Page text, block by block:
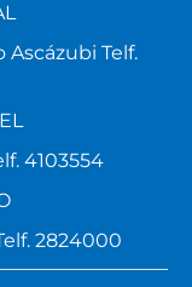
Ascázubi Telf.
4103554
2824000